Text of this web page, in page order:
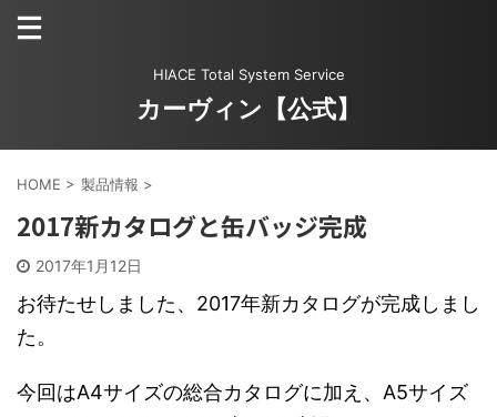
HIACE Total System Service
カーヴィン【公式】
HOME > 製品情報 >
2017新カタログと缶バッジ完成
2017年1月12日
お待たせしました、2017年新カタログが完成しまし
た。
今回はA4サイズの総合カタログに加え、A5サイズ